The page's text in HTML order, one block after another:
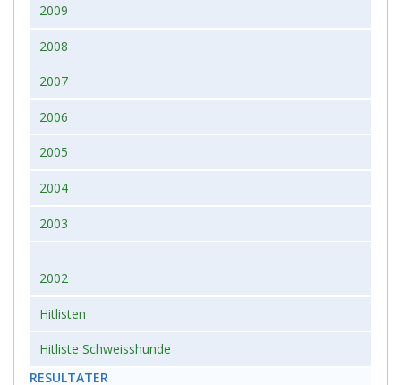
2009
2008
2007
2006
2005
2004
2003
2002
Hitlisten
Hitliste Schweisshunde
RESULTATER